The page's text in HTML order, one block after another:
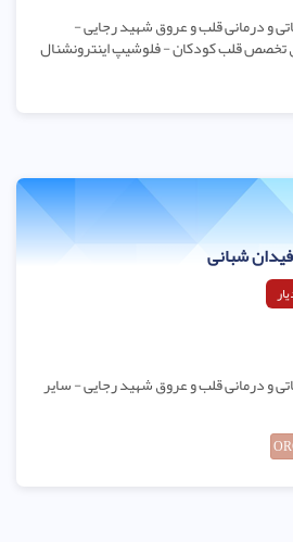
و درمانی قلب و عروق شهید رجایی -
قلب کودکان - فلوشیپ اینترونشنال
شبانی
و درمانی قلب و عروق شهید رجایی - سایر